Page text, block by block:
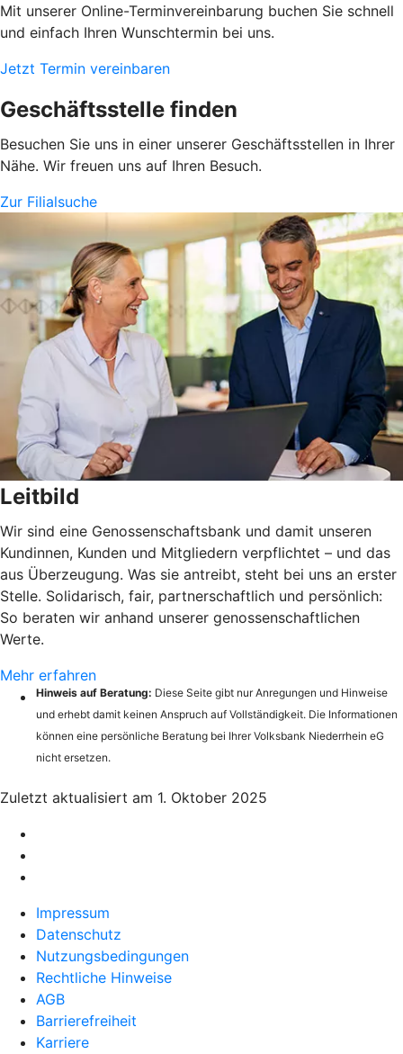
Mit unserer Online-Terminvereinbarung buchen Sie schnell
und einfach Ihren Wunschtermin bei uns.
Jetzt Termin vereinbaren
Geschäftsstelle finden
Besuchen Sie uns in einer unserer Geschäftsstellen in Ihrer
Nähe. Wir freuen uns auf Ihren Besuch.
Zur Filialsuche
Leitbild
Wir sind eine Genossenschaftsbank und damit unseren
Kundinnen, Kunden und Mitgliedern verpflichtet – und das
aus Überzeugung. Was sie antreibt, steht bei uns an erster
Stelle. Solidarisch, fair, partnerschaftlich und persönlich:
So beraten wir anhand unserer genossenschaftlichen
Werte.
Mehr erfahren
Hinweis auf Beratung: Diese Seite gibt nur Anregungen und Hinweise
und erhebt damit keinen Anspruch auf Vollständigkeit. Die Informationen
können eine persönliche Beratung bei Ihrer Volksbank Niederrhein eG
nicht ersetzen.
Zuletzt aktualisiert am 1. Oktober 2025
Impressum
Datenschutz
Nutzungsbedingungen
Rechtliche Hinweise
AGB
Barrierefreiheit
Karriere